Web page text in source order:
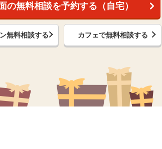
の無料相談を予約する（自宅）
無料相談する カフェで無料相談する